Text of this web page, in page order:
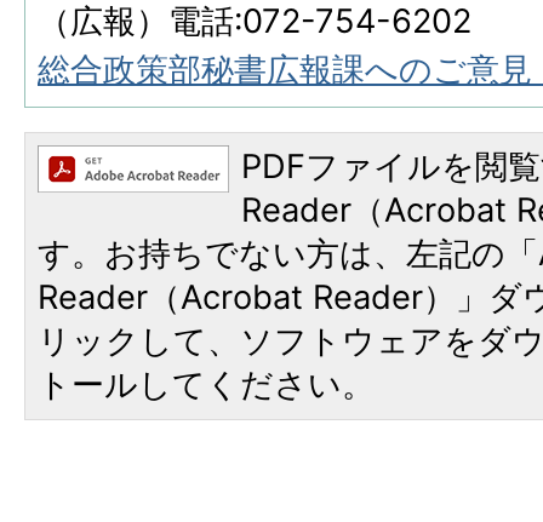
（広報）電話:072-754-6202
総合政策部秘書広報課へのご意
PDFファイルを閲
Reader（Acrobat
す。お持ちでない方は、左記の
Reader（Acrobat Reader）」ダ
リックして、ソフトウェアをダ
トールしてください。